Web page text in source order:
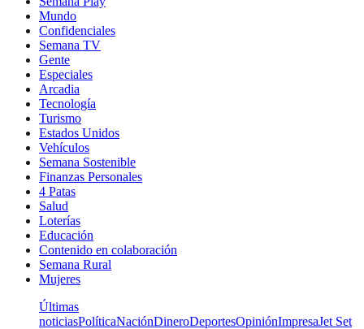
Mundo
Confidenciales
Semana TV
Gente
Especiales
Arcadia
Tecnología
Turismo
Estados Unidos
Vehículos
Semana Sostenible
Finanzas Personales
4 Patas
Salud
Loterías
Educación
Contenido en colaboración
Semana Rural
Mujeres
Últimas
noticiasPolíticaNaciónDineroDeportesOpiniónImpresaJet Set